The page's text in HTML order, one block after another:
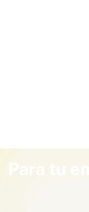
Para tu